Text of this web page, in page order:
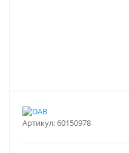
Артикул:60150978